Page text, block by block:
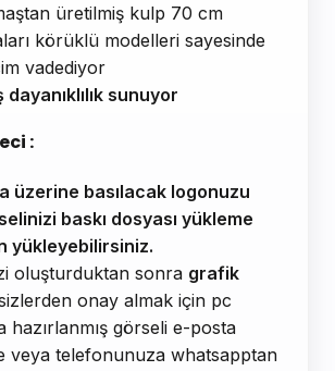
üretilmiş kulp 70 cm
körüklü modelleri sayesinde
vadediyor
sunuyor
:
üzerine basılacak logonuzu
baskı dosyası yükleme
yükleyebilirsiniz.
oluşturduktan sonra grafik
onay almak için pc
hazırlanmış görseli e-posta
veya telefonunuza whatsapptan